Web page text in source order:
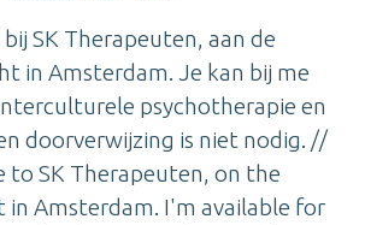
SK Therapeuten, aan de
in Amsterdam. Je kan bij me
psychotherapie en
doorverwijzing is niet nodig. //
to SK Therapeuten, on the
in Amsterdam. I'm available for